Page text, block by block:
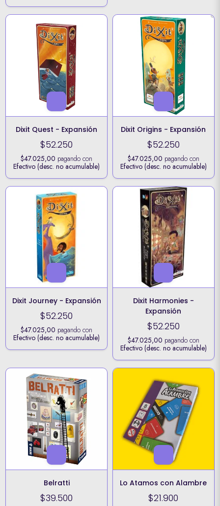
Dixit Quest - Expansión
$52.250
$47.025,00 pagando con
Efectivo (desc. no acumulable)
Dixit Origins - Expansión
$52.250
$47.025,00 pagando con
Efectivo (desc. no acumulable)
Dixit Journey - Expansión
$52.250
$47.025,00 pagando con
Efectivo (desc. no acumulable)
Dixit Harmonies -
Expansión
$52.250
$47.025,00 pagando con
Efectivo (desc. no acumulable)
Belratti
$39.500
Lo Atamos con Alambre
$21.900